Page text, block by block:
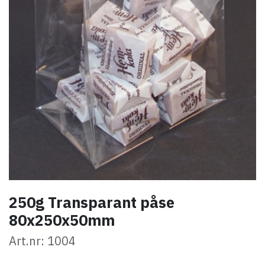
250g Transparant påse
80x250x50mm
Art.nr: 1004